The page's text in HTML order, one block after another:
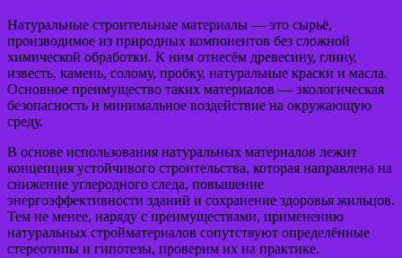
Натуральные строительные материалы — это сырьё,
производимое из природных компонентов без сложной
химической обработки. К ним отнесём древесину, глину,
известь, камень, солому, пробку, натуральные краски и масла.
Основное преимущество таких материалов — экологическая
безопасность и минимальное воздействие на окружающую
среду.
В основе использования натуральных материалов лежит
концепция устойчивого строительства, которая направлена на
снижение углеродного следа, повышение
энергоэффективности зданий и сохранение здоровья жильцов.
Тем не менее, наряду с преимуществами, применению
натуральных стройматериалов сопутствуют определённые
стереотипы и гипотезы, проверим их на практике.